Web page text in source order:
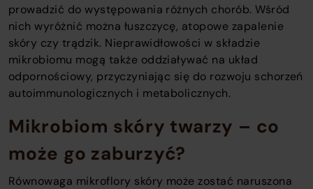
prowadzić do występowania różnych chorób. Wśród
nich wyróżnić można łuszczycę, atopowe zapalenie
skóry czy trądzik. Nieprawidłowości w składzie
mikrobiomu mogą także oddziaływać na układ
odpornościowy, przyczyniając się do rozwoju schorzeń
autoimmunologicznych i metabolicznych.
Mikrobiom skóry twarzy – co
może go zaburzyć?
Równowaga mikroflory skóry może zostać naruszona